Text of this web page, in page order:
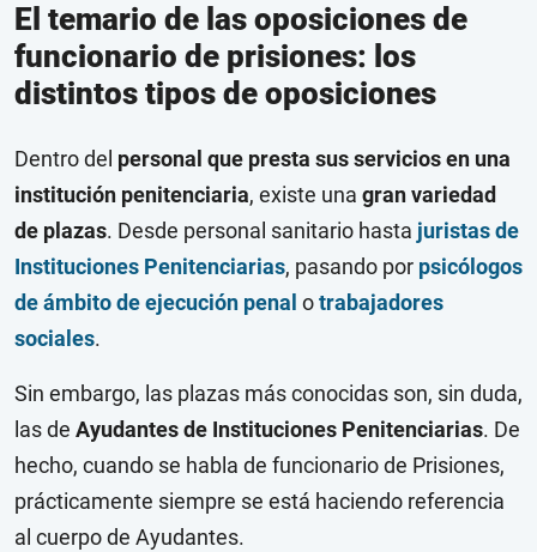
El temario de las oposiciones de
funcionario de prisiones: los
distintos tipos de oposiciones
Dentro del personal que presta sus servicios en una
institución penitenciaria, existe una gran variedad
de plazas. Desde personal sanitario hasta juristas de
Instituciones Penitenciarias, pasando por psicólogos
de ámbito de ejecución penal otrabajadores
sociales.
Sin embargo, las plazas más conocidas son, sin duda,
las de Ayudantes de Instituciones Penitenciarias. De
hecho, cuando se habla de funcionario de Prisiones,
prácticamente siempre se está haciendo referencia
al cuerpo de Ayudantes.